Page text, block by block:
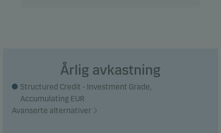
Årlig avkastning
Structured Credit - Investment Grade,
Accumulating EUR
Avanserte alternativer